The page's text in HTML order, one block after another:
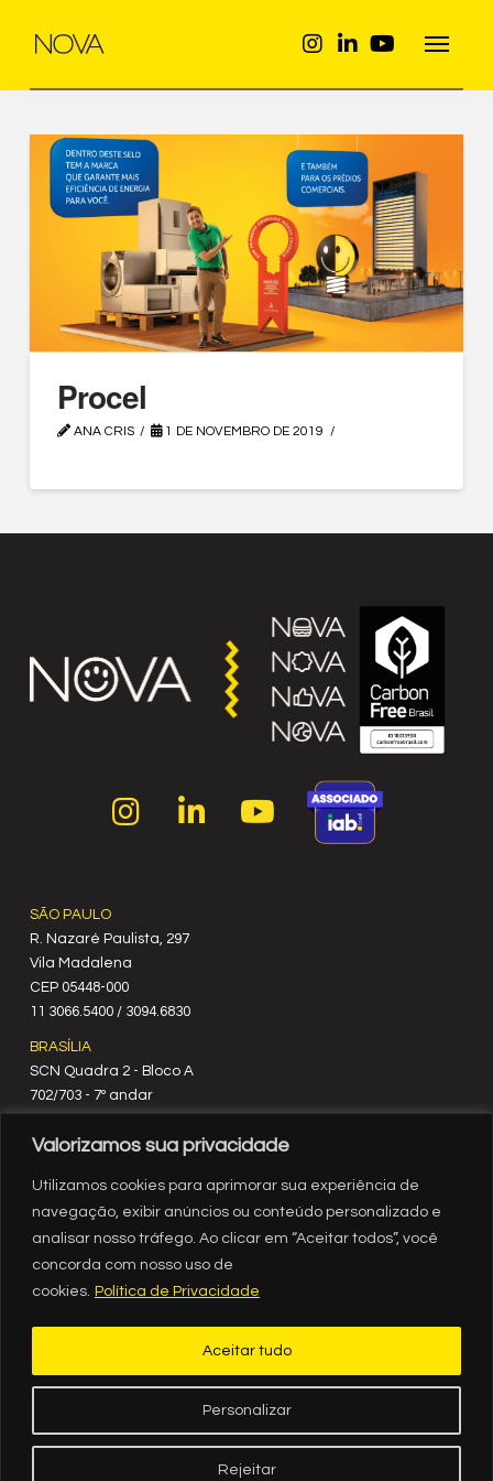
Valorizamos sua privacidade
Utilizamos cookies para aprimorar sua experiência de
navegação, exibir anúncios ou conteúdo personalizado e
analisar nosso tráfego. Ao clicar em “Aceitar todos”, você
concorda com nosso uso de
cookies. Política de Privacidade
Personalizar
Rejeitar
Aceitar tudo
Procel
ANA CRIS 1 DE NOVEMBRO DE 2019
SÃO PAULO
R. Nazaré Paulista, 297
Vila Madalena
C‍EP 05448-000
11 3066.5400 / 3094.6830
BRASÍLIA
SCN Quadra 2 - Bloco A
702/703 - 7º andar
61 3329.8200
RIO DE JANEIRO
Rua México, nº 3
21 3554.1720
Av. Governador Agamenon Magalhães, 2939, sala 1308, ed.
Internacional Business Center, Espinheiro, Recife - PE
81 3036-8500